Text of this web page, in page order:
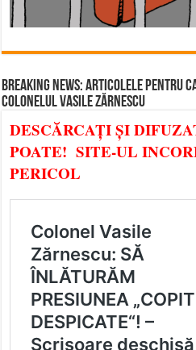
BREAKING NEWS: ARTICOLELE PENTRU
COLONELUL VASILE ZĂRNESCU
DESCĂRCAȚI ȘI
POATE! SITE-UL
PERICOL